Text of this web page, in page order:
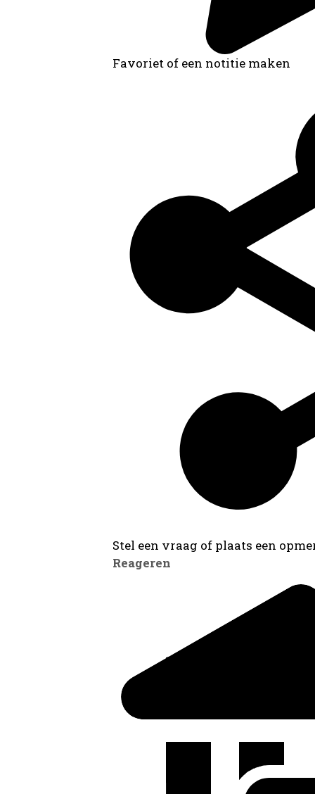
Favoriet of een notitie maken
Stel een vraag of plaats een
Reageren